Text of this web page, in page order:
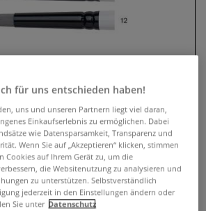
NEWTON™ Artists
Pinsel rund
0 Bewertungen
für uns entschieden haben!
uns und unseren Partnern liegt viel daran,
Einkaufserlebnis zu ermöglichen. Dabei
wie Datensparsamkeit, Transparenz und
Wenn Sie auf „Akzeptieren“ klicken, stimmen
Cookies auf Ihrem Gerät zu, um die
die Websitenutzung zu analysieren und
zu unterstützen. Selbstverständlich
jederzeit in den Einstellungen ändern oder
Sie unter Datenschutz